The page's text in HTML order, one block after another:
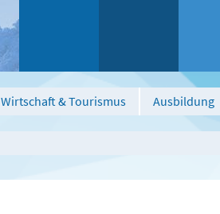
Wirtschaft & Tourismus Ausbildung